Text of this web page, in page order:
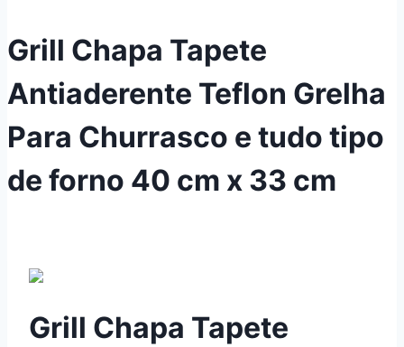
Grill Chapa Tapete
Antiaderente Teflon Grelha
Para Churrasco e tudo tipo
de forno 40 cm x 33 cm
Grill Chapa Tapete